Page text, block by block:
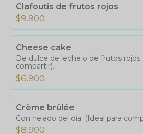
Clafoutis de frutos rojos
$9.900
Cheese cake
De dulce de leche o de frutos rojos.
compartir).
$6.900
Crème brûlée
Con helado del día. (Ideal para
$8.900